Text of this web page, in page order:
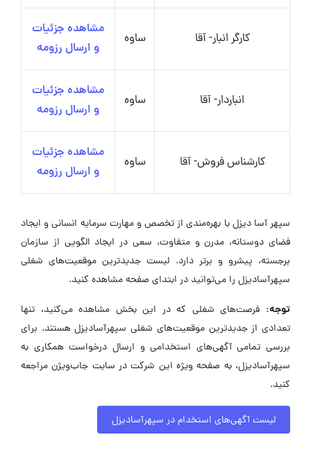
کارگر انبار- آقا ساوه
مشاهده جزئیات
و ارسال رزومه
انباردار- آقا ساوه
مشاهده جزئیات
و ارسال رزومه
کارشناس فروش- آقا ساوه
مشاهده جزئیات
و ارسال رزومه
سپهر آسا دیزل با بهره‌مندی از تخصص و مهارت سرمایه انسانی و ایجاد
فضای دوستانه، مدرن و متفاوت، سعی در ایجاد الگویی از سازمان
برجسته، پیشرو و برتر دارد. لیست جدیدترین موقعیت‌های شغلی
سپهرآسادیزل را می‌توانید در ابتدای صفحه مشاهده کنید.
توجه: فرصت‌های شغلی که در این بخش مشاهده می‌کنید، تنها
تعدادی از جدیدترین موقعیت‌های شغلی سپهرآسادیزل هستند. برای
بررسی تمامی آگهی‌های استخدامی و ارسال درخواست همکاری به
سپهرآسادیزل، به صفحه ویژه این شرکت در سایت جاب‌ویژن مراجعه
کنید.
لیست آگهی‌های استخدام در سپهرآسادیزل